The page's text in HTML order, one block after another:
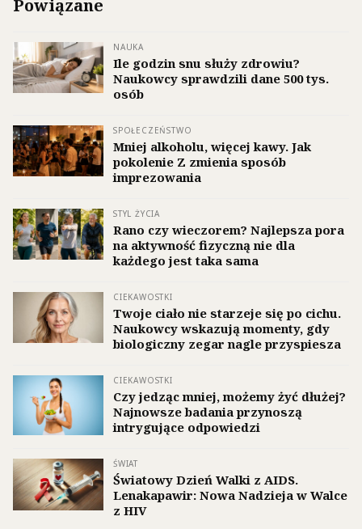
Powiązane
NAUKA
Ile godzin snu służy zdrowiu?
Naukowcy sprawdzili dane 500 tys.
osób
SPOŁECZEŃSTWO
Mniej alkoholu, więcej kawy. Jak
pokolenie Z zmienia sposób
imprezowania
STYL ŻYCIA
Rano czy wieczorem? Najlepsza pora
na aktywność fizyczną nie dla
każdego jest taka sama
CIEKAWOSTKI
Twoje ciało nie starzeje się po cichu.
Naukowcy wskazują momenty, gdy
biologiczny zegar nagle przyspiesza
CIEKAWOSTKI
Czy jedząc mniej, możemy żyć dłużej?
Najnowsze badania przynoszą
intrygujące odpowiedzi
ŚWIAT
Światowy Dzień Walki z AIDS.
Lenakapawir: Nowa Nadzieja w Walce
z HIV